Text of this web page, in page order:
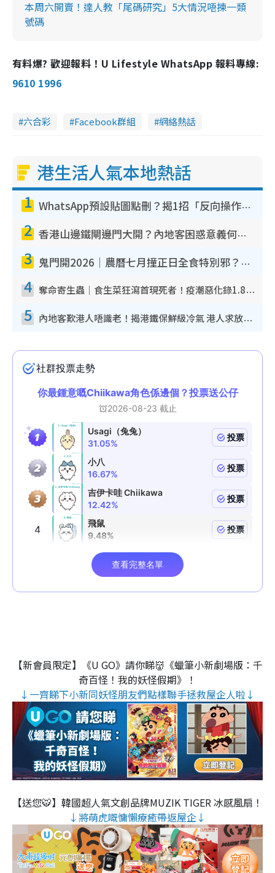
本周六開賣！達人教「尾碼研究」5大情況唔揀一類
號碼
有料爆? 歡迎報料！U Lifestyle WhatsApp 報料專線:
9610 1996
六合彩 Facebook群組 網絡熱話
港生活人氣本地熱話
1 WhatsApp預設貼圖點刪？揭1招「反向操作」還原簡潔介面 附3步實測教學
2 香港山邊鐵閘邊門大開？內地客困惑意義何在！網民神回覆：呢種叫法理性防禦
3 鬼門開2026｜農曆七月撞正日全食特別邪？專家警告切忌做一事！揭4大禁忌+2招保平安
4 奪命寄生蟲｜食生菜狂瀉首現死者！疫潮惡化錄1.8萬宗病例 揭洗菜3大謬誤
5 內地客歎港人唔識老！揭港鐵保鮮級冷氣 港人求放過：咪投訴
【新會員限定】《U GO》請你睇👹《蠟筆小新劇場版：千
奇百怪！我的妖怪假期》！
↓一齊睇下小新同妖怪朋友們點樣聯手拯救屋企人啦↓
【送您🐯】韓國超人氣文創品牌MUZIK TIGER 冰感風扇！
↓將萌虎嘅慵懶療癒帶返屋企↓